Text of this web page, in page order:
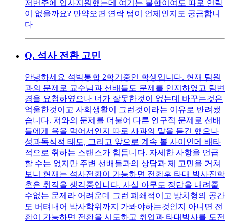
저번주에 입사지원했는데 여기는 불합이여도 따로 연락
이 없을까요? 만약오면 연락 텀이 언제인지도 궁금합니
다
Q. 석사 전환 고민
안녕하세요 석박통합 2학기중인 학생입니다. 현재 팀원
과의 문제로 교수님과 선배들도 문제를 인지하였고 팀변
경을 요청하였으나 너가 잘못한것이 없는데 바꾸는것은
억울한것이고 사회생활이 그런것이라는 이유로 반려됐
습니다. 저와의 문제를 더불어 다른 연구적 문제로 선배
들에게 욕을 먹어서인지 따로 사과의 말을 듣긴 했으나
성과독식적 태도, 그리고 앞으로 계속 볼 사이인데 배타
적으로 취하는 스탠스가 힘듭니다. 자세한 사항을 언급
할 수는 없지만 주변 선배들과의 상담과 제 고민을 거쳐
보니 현재는 석사전환이 가능하면 전환후 타대 박사진학
혹은 취직을 생각중입니다. 사실 아무도 정답을 내려줄
수없는 문제라 어려운데 그런 폐쇄적이고 방치형의 공간
도 버텨내어 박사학위까지 가봐야하는것인지 아니면 전
환이 가능하면 전환을 시도하고 취업과 타대박사를 도전